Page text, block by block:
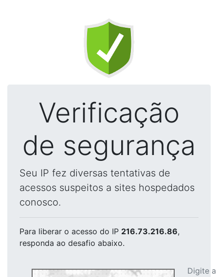
Verificação
de segurança
Seu IP fez diversas tentativas de
acessos suspeitos a sites hospedados
conosco.
Para liberar o acesso do IP 216.73.216.86,
responda ao desafio abaixo.
Digite